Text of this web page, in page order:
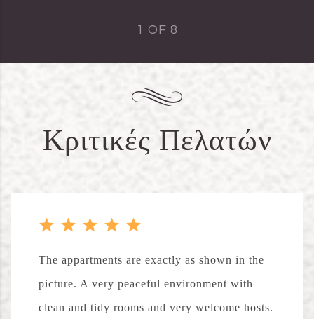
1 OF 8
Κριτικές Πελατών
The appartments are exactly as shown in the
picture. A very peaceful environment with
clean and tidy rooms and very welcome hosts.